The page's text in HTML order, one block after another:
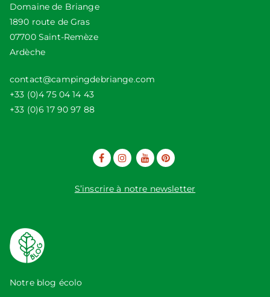
Domaine de Briange
1890 route de Gras
07700 Saint-Remèze
Ardèche
contact@campingdebriange.com
+33 (0)4 75 04 14 43
+33 (0)6 17 90 97 88
S’inscrire à notre newsletter
Notre blog écolo